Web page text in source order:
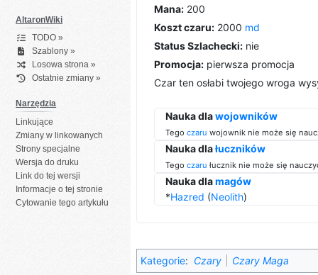
AltaronWiki
TODO »
Szablony »
Losowa strona »
Ostatnie zmiany »
Narzędzia
Linkujące
Zmiany w linkowanych
Strony specjalne
Wersja do druku
Link do tej wersji
Informacje o tej stronie
Cytowanie tego artykułu
Mana: 200
Koszt czaru: 2000 md
Status Szlachecki: nie
Promocja: pierwsza promocja
Czar ten osłabi twojego wroga
Nauka dlawojowników
Tego czaru wojownik nie może się
Nauka dlałuczników
Tego czaru łucznik nie może się
Nauka dlamagów
*Hazred (Neolith)
Kategorie: Czary Czary Maga